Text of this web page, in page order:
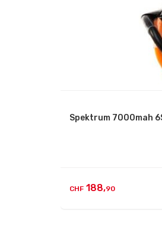
Spektrum 5000mAh
CHF 159,90